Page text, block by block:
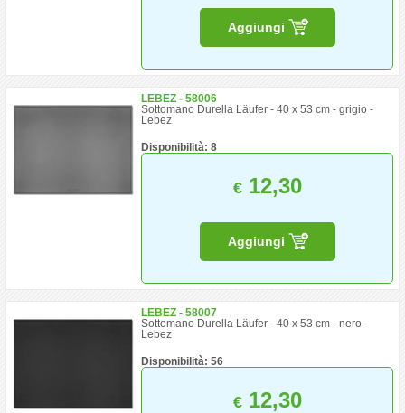
Aggiungi
LEBEZ - 58006
Sottomano Durella Läufer - 40 x 53 cm - grigio -
Lebez
Disponibilità: 8
€12,30
Aggiungi
LEBEZ - 58007
Sottomano Durella Läufer - 40 x 53 cm - nero -
Lebez
Disponibilità: 56
€12,30